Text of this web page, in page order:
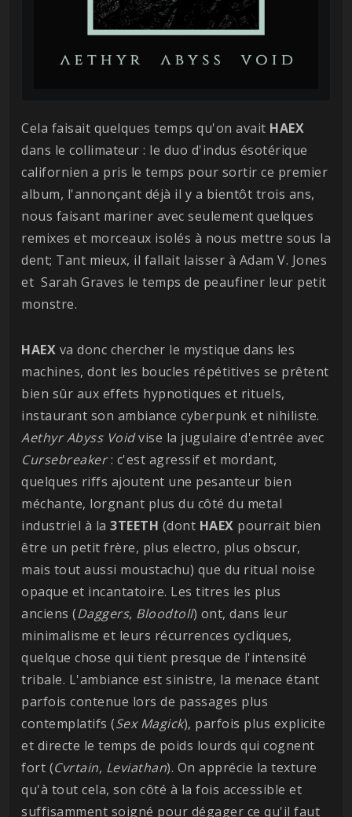
Cela faisait quelques temps qu'on avait HAEX
dans le collimateur : le duo d'indus ésotérique
californien a pris le temps pour sortir ce premier
album, l'annonçant déjà il y a bientôt trois ans,
nous faisant mariner avec seulement quelques
remixes et morceaux isolés à nous mettre sous la
dent; Tant mieux, il fallait laisser à Adam V. Jones
et Sarah Graves le temps de peaufiner leur petit
monstre.
HAEX va donc chercher le mystique dans les
machines, dont les boucles répétitives se prêtent
bien sûr aux effets hypnotiques et rituels,
instaurant son ambiance cyberpunk et nihiliste.
Aethyr Abyss Voidvise la jugulaire d'entrée avec
Cursebreaker: c'est agressif et mordant,
quelques riffs ajoutent une pesanteur bien
méchante, lorgnant plus du côté du metal
industriel à la 3TEETH (dont HAEX pourrait bien
être un petit frère, plus electro, plus obscur,
mais tout aussi moustachu) que du ritual noise
opaque et incantatoire. Les titres les plus
anciens (Daggers, Bloodtoll) ont, dans leur
minimalisme et leurs récurrences cycliques,
quelque chose qui tient presque de l'intensité
tribale. L'ambiance est sinistre, la menace étant
parfois contenue lors de passages plus
contemplatifs (Sex Magick), parfois plus explicite
et directe le temps de poids lourds qui cognent
fort (Cvrtain, Leviathan). On apprécie la texture
qu'à tout cela, son côté à la fois accessible et
suffisamment soigné pour dégager ce qu'il faut